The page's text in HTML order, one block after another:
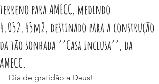
terreno para AMECC, medindo
4.052.45m2, destinado para a construção
da tão sonhada ‘’Casa inclusa’’, da
AMECC.
Dia de gratidão a Deus!